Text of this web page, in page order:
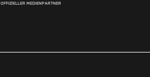
OFFIZIELLER MEDIENPARTNER